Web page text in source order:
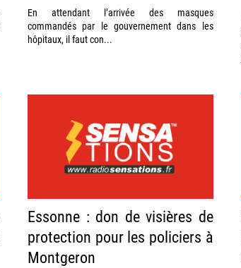
En attendant l’arrivée des masques
commandés par le gouvernement dans les
hôpitaux, il faut con...
Essonne : don de visières de
protection pour les policiers à
Montgeron